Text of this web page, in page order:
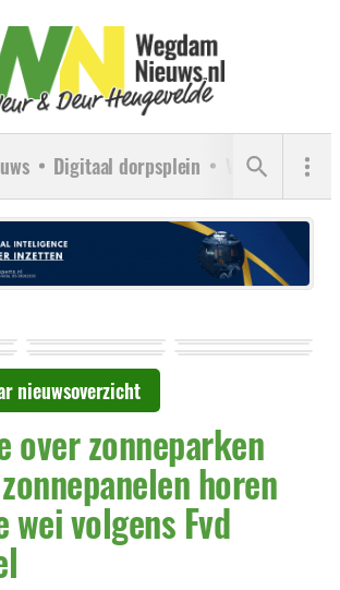
Digitaal dorpsplein Verenigingen
nieuwsoverzicht
over zonneparken
horen
wei volgens Fvd